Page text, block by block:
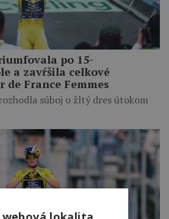
po 15-
a zavŕšila celkové
France Femmes
súboj o žltý dres útokom